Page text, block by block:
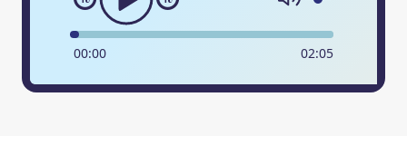
00:00 02:05